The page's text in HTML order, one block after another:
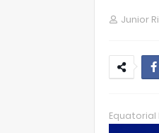
Junior
Equatorial